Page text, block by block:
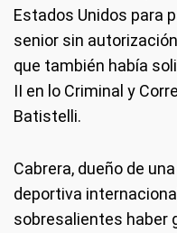
Estados Unidos para
senior sin
que también había
II en lo Criminal y
Batistelli.
Cabrera, dueño de
deportiva
sobresalientes haber